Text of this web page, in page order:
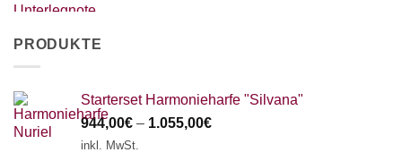
PRODUKTE
Starterset Harmonieharfe "Silvana"
944,00€ – 1.055,00€
inkl. MwSt.